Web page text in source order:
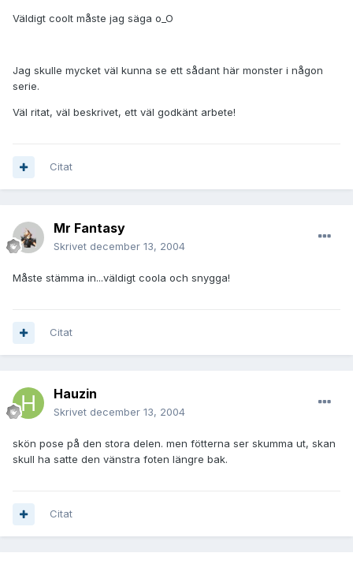
Väldigt coolt måste jag säga o_O
Jag skulle mycket väl kunna se ett sådant här monster i någon
serie.
Väl ritat, väl beskrivet, ett väl godkänt arbete!
Citat
Mr Fantasy
Skrivet december 13, 2004
Måste stämma in...väldigt coola och snygga!
Citat
Hauzin
Skrivet december 13, 2004
skön pose på den stora delen. men fötterna ser skumma ut, skan
skull ha satte den vänstra foten längre bak.
Citat